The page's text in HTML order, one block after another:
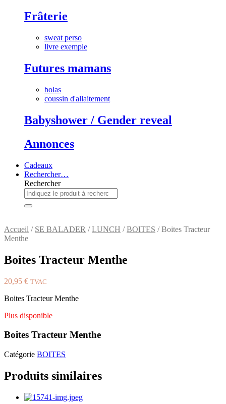
Frâterie
sweat perso
livre exemple
Futures mamans
bolas
coussin d'allaitement
Babyshower / Gender reveal
Annonces
Cadeaux
Rechercher…
Rechercher
Accueil / SE BALADER /LUNCH /BOITES / Boites Tracteur
Menthe
Boites Tracteur Menthe
20,95 € TVAC
Boites Tracteur Menthe
Plus disponible
Boites Tracteur Menthe
Catégorie BOITES
Produits similaires